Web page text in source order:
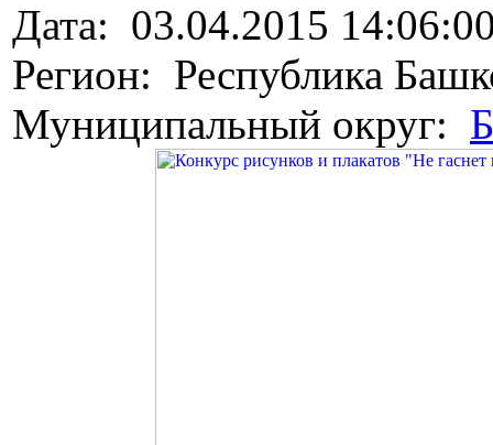
Дата: 03.04.2015
Регион: Республика
Муниципальный округ: